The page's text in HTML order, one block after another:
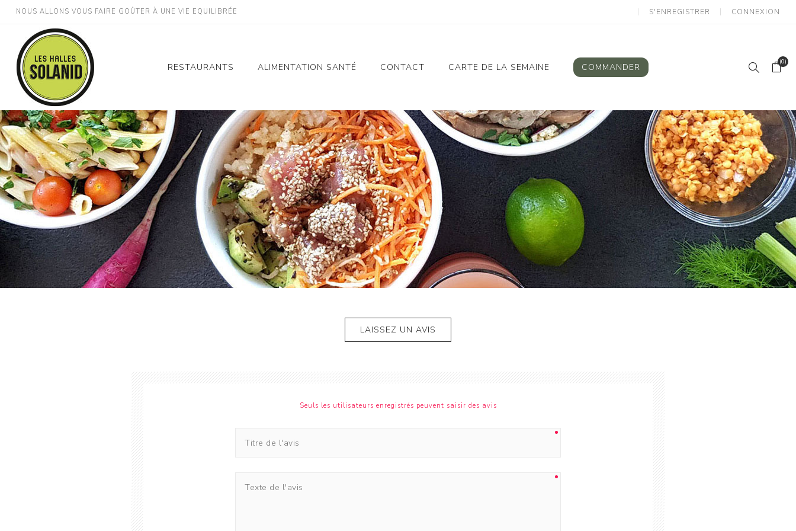
NOUS ALLONS VOUS FAIRE GOÛTER À UNE VIE EQUILIBRÉE S'ENREGISTRER CONNEXION
RESTAURANTS
Montpellier Gare St
Roch
Montpellier Décathlon
Odysseum
Montpellier Millénaire
Perpignan Gare
Lodève
ALIMENTATION SANTÉ
Notre Histoire
Alimentation Santé
Charte Alimentation
Santé
Nos Valeurs
CONTACT CARTE DE LA SEMAINE COMMANDER (0)
LAISSEZ UN AVIS
Seuls les utilisateurs enregistrés peuvent saisir des avis